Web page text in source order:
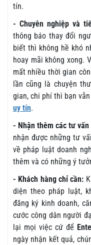
tín.
- Chuyên nghiệp và
thông báo thay đổi
biết thì không hề khó
hoay mãi không xong.
mất nhiều thời gian
lần cũng là chuyện
gian, chi phí thì bạn
uy tín.
- Nhận thêm các tư
nhận được những tư
về pháp luật doanh
thêm và có những ý
- Khách hàng chỉ cần:
diện theo pháp luật,
đăng ký kinh doanh,
cước công dân người
lại mọi việc cứ để
ngày nhận kết quả,